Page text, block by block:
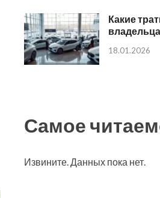
Какие
18.01.2026
Самое
Извините. Данных пока нет.